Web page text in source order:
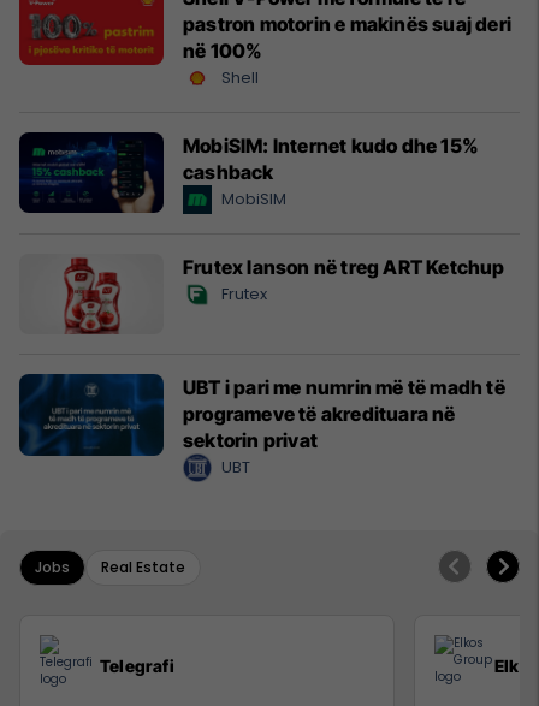
pastron motorin e makinës suaj deri
në 100%
Shell
MobiSIM: Internet kudo dhe 15%
cashback
MobiSIM
Frutex lanson në treg ART Ketchup
Frutex
UBT i pari me numrin më të madh të
programeve të akredituara në
sektorin privat
UBT
Jobs Real Estate
Telegrafi